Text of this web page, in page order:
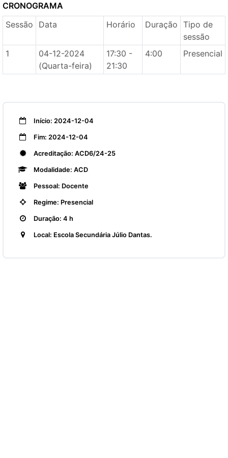
CRONOGRAMA
Sessão
Data Horário Duração Tipo de
sessão
1
04-12-2024
(Quarta-feira)
17:30 -
21:30
4:00 Presencial
Início: 2024-12-04
Fim: 2024-12-04
Acreditação: ACD6/24-25
Modalidade: ACD
Pessoal: Docente
Regime: Presencial
Duração: 4 h
Local: Escola Secundária Júlio Dantas.